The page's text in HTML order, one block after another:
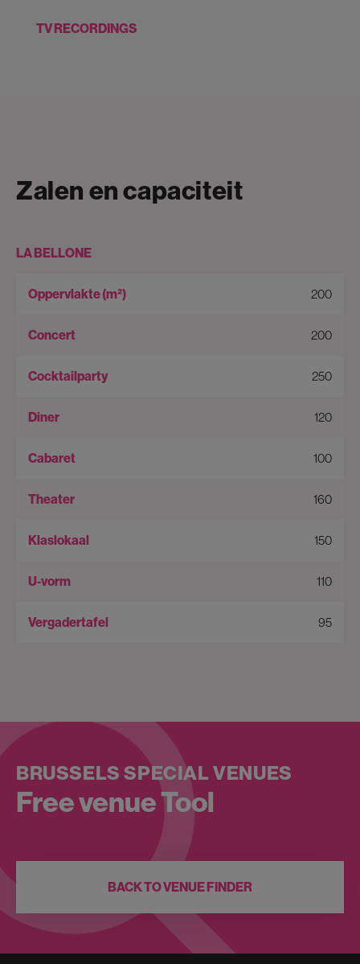
TV RECORDINGS
Zalen en capaciteit
LA BELLONE
200
200
250
120
100
160
150
110
95
BRUSSELS SPECIAL VENUES
Free venue Tool
BACK TO VENUE FINDER